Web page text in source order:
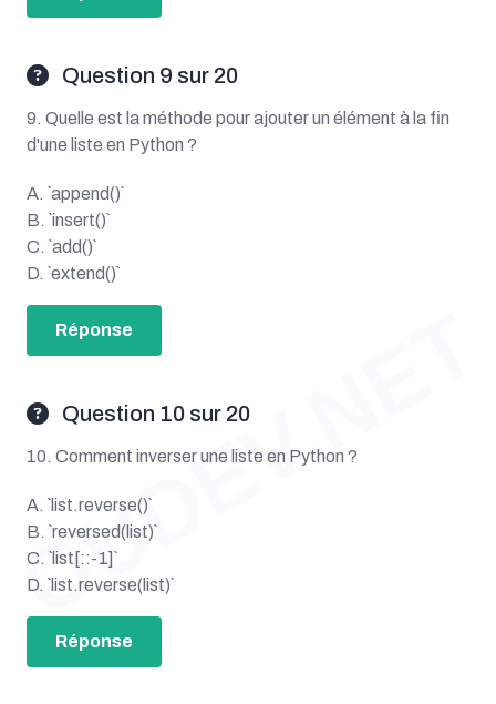
Question 9 sur 20
9. Quelle est la méthode pour ajouter un élément à la fin
d'une liste en Python ?
A. `append()`
B. `insert()`
C. `add()`
D. `extend()`
Réponse
Question 10 sur 20
10. Comment inverser une liste en Python ?
A. `list.reverse()`
B. `reversed(list)`
C. `list[::-1]`
D. `list.reverse(list)`
Réponse
OUDEV.NET